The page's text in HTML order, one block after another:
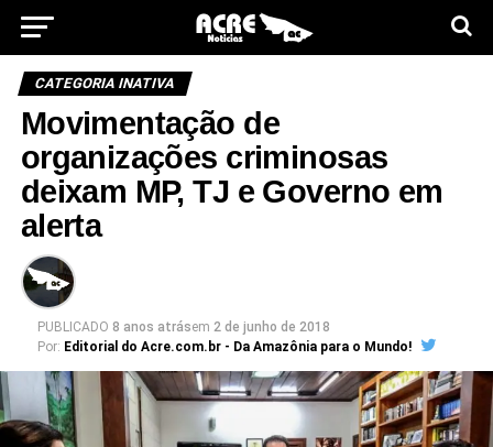
CATEGORIA INATIVA
Movimentação de
organizações criminosas
deixam MP, TJ e Governo em
alerta
PUBLICADO 8 anos atrásem 2 de junho de 2018
Por: Editorial do Acre.com.br - Da Amazônia para o Mundo!